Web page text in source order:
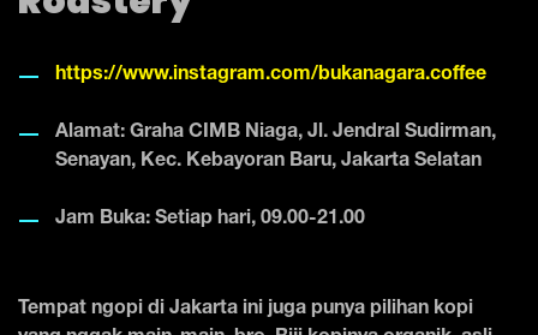
https://www.instagram.com/bukanagara.coffee
Alamat: Graha CIMB Niaga, Jl. Jendral Sudirman,
Senayan, Kec. Kebayoran Baru, Jakarta Selatan
Jam Buka: Setiap hari, 09.00-21.00
Tempat ngopi di Jakarta ini juga punya pilihan kopi